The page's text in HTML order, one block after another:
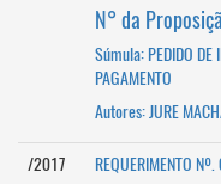
N° da
Súmula: PEDIDO DE
PAGAMENTO
Autores: JURE
/2017 REQUERIMENTO